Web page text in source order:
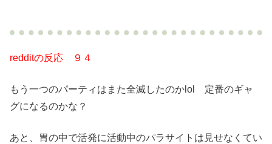
redditの反応 ９４
もう一つのパーティはまた全滅したのかlol 定番のギャ
グになるのかな？
あと、胃の中で活発に活動中のパラサイトは見せなくてい